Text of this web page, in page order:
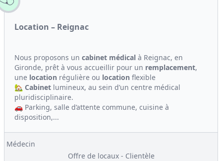
Location – Reignac
Nous proposons un cabinet médical à Reignac, en
Gironde, prêt à vous accueillir pour un remplacement,
une location régulière ou location flexible
🏡 Cabinet lumineux, au sein d’un centre médical
pluridisciplinaire.
🚗 Parking, salle d’attente commune, cuisine à
disposition,...
Médecin
Offre de locaux - Clientèle